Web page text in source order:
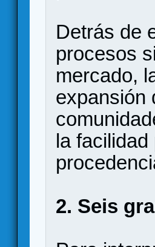
Detrás de
procesos
mercado,
expansión
la
2. Seis